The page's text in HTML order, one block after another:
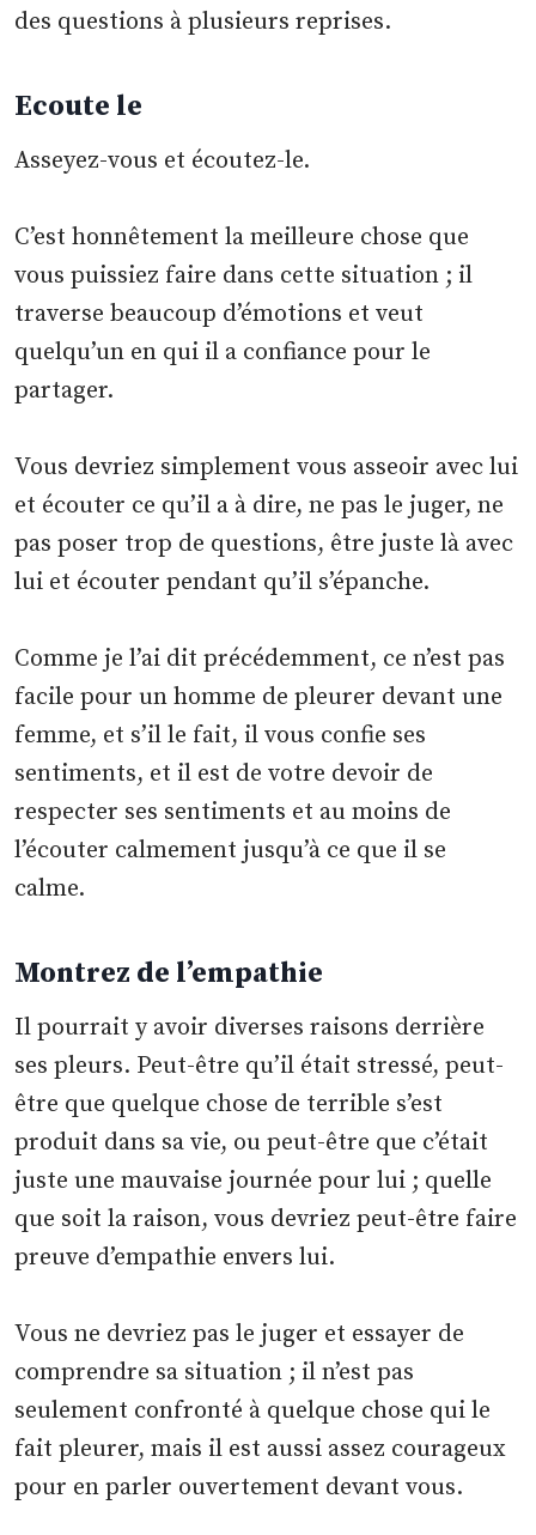
des questions à plusieurs reprises.
Ecoute le
Asseyez-vous et écoutez-le.
C’est honnêtement la meilleure chose que
vous puissiez faire dans cette situation ; il
traverse beaucoup d’émotions et veut
quelqu’un en qui il a confiance pour le
partager.
Vous devriez simplement vous asseoir avec lui
et écouter ce qu’il a à dire, ne pas le juger, ne
pas poser trop de questions, être juste là avec
lui et écouter pendant qu’il s’épanche.
Comme je l’ai dit précédemment, ce n’est pas
facile pour un homme de pleurer devant une
femme, et s’il le fait, il vous confie ses
sentiments, et il est de votre devoir de
respecter ses sentiments et au moins de
l’écouter calmement jusqu’à ce que il se
calme.
Montrez de l’empathie
Il pourrait y avoir diverses raisons derrière
ses pleurs. Peut-être qu’il était stressé, peut-
être que quelque chose de terrible s’est
produit dans sa vie, ou peut-être que c’était
juste une mauvaise journée pour lui ; quelle
que soit la raison, vous devriez peut-être faire
preuve d’empathie envers lui.
Vous ne devriez pas le juger et essayer de
comprendre sa situation ; il n’est pas
seulement confronté à quelque chose qui le
fait pleurer, mais il est aussi assez courageux
pour en parler ouvertement devant vous.